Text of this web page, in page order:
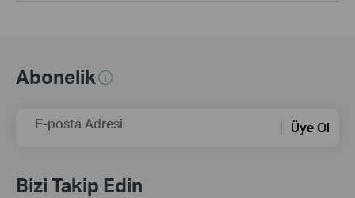
Abonelik
E-posta Adresi Üye Ol
Bizi Takip Edin